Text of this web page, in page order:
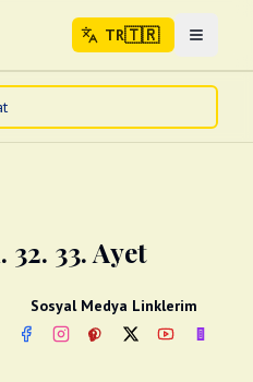
TR🇹🇷 Menuyu
Ana Sayfa
Bayram Mesajları
Diğer
32. 33. Ayet
Sosyal Medya Linklerim
FacebookInstagram
PinterestTwitterYouTube